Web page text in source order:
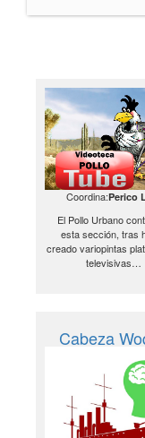
Coordina:Perico
El Pollo Urbano
esta sección, tras
creado variopintas
televisivas…
Cabeza